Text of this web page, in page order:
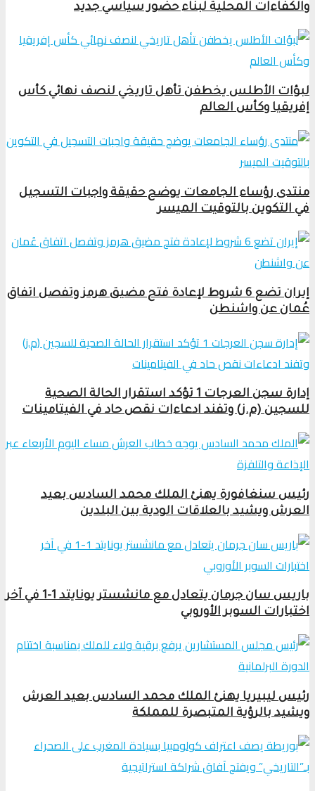
والكفاءات المحلية لبناء حضور سياسي جديد
لبؤات الأطلس يخطفن تأهل تاريخي لنصف نهائي كأس
إفريقيا وكأس العالم
منتدى رؤساء الجامعات يوضح حقيقة واجبات التسجيل
في التكوين بالتوقيت الميسر
إيران تضع 6 شروط لإعادة فتح مضيق هرمز وتفصل اتفاق
عُمان عن واشنطن
إدارة سجن العرجات 1 تؤكد استقرار الحالة الصحية
للسجين (م.ز) وتفند ادعاءات نقص حاد في الفيتامينات
رئيس سنغافورة يهنئ الملك محمد السادس بعيد
العرش ويشيد بالعلاقات الودية بين البلدين
باريس سان جرمان يتعادل مع مانشستر يونايتد 1-1 في آخر
اختبارات السوبر الأوروبي
رئيس ليبيريا يهنئ الملك محمد السادس بعيد العرش
ويشيد بالرؤية المتبصرة للمملكة